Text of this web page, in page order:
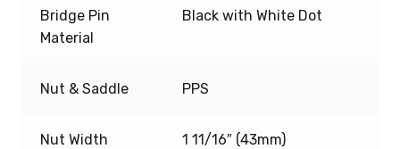
Bridge Pin
Material
Black with White Dot
Nut & Saddle PPS
Nut Width 1 11/16″ (43mm)